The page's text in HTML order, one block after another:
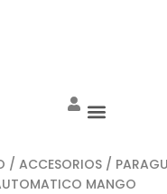
/ ACCESORIOS /
MANGO